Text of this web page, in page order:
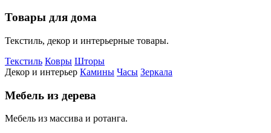
Товары для дома
Текстиль, декор и интерьерные товары.
Текстиль Ковры Шторы
Декор и интерьер Камины Часы Зеркала
Мебель из дерева
Мебель из массива и ротанга.